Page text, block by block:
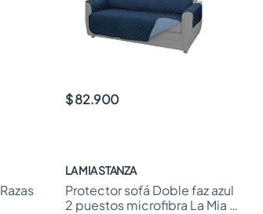
$ 82.900
LA MIA STANZA
Protector sofá Doble faz azul
2 puestos microfibra La Mia